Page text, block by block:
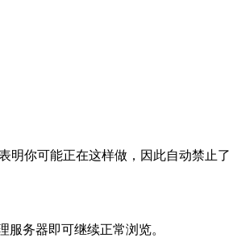
明你可能正在这样做，因此自动禁止了
务器即可继续正常浏览。